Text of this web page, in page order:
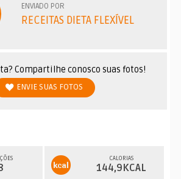
ENVIADO POR
RECEITAS DIETA FLEXÍVEL
Compartilhe conosco suas fotos!
ENVIE SUAS FOTOS
CALORIAS
144,9KCAL